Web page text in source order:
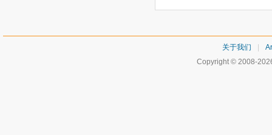
关于我们
Copyright © 2008-